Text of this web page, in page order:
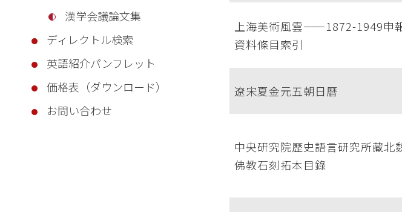
漢学会議論文集
ディレクトル検索
英語紹介パンフレット
価格表（ダウンロード）
お問い合わせ
上海美術風雲——1872-1949申
資料條目索引
遼宋夏金元五朝日曆
中央研究院歷史語言研究所藏北
佛教石刻拓本目錄